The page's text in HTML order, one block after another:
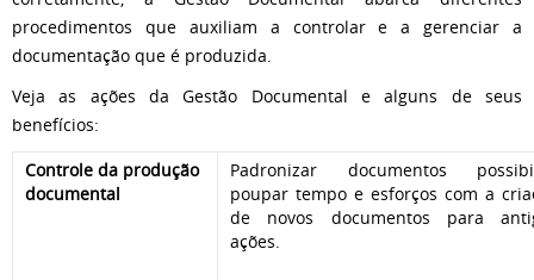
procedimentos que auxiliam a controlar e a gerenciar a
documentação que é produzida.
Veja as ações da Gestão Documental e alguns de seus
benefícios:
Controle da produção
documental
Padronizar documentos
poupar tempo e esforços com a
de novos documentos para
ações.